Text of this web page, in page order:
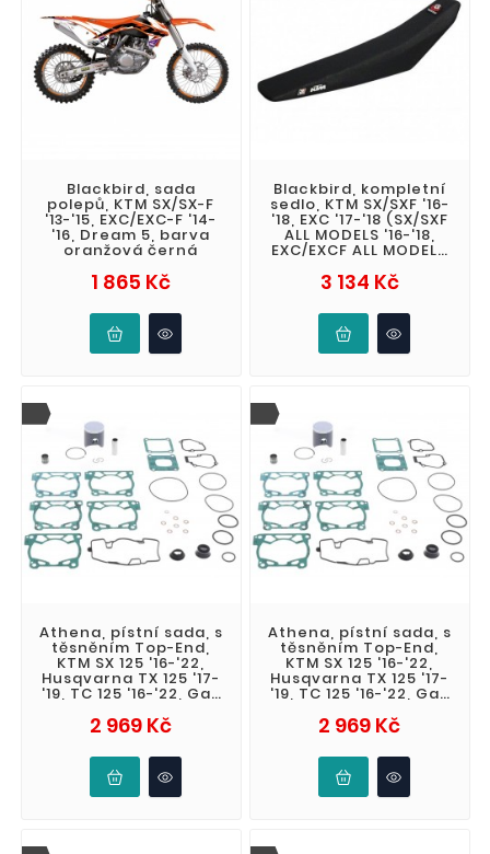
Blackbird, sada
polepů, KTM SX/SX-F
'13-'15, EXC/EXC-F '14-
'16, Dream 5, barva
oranžová černá
1 865 KčCena
Blackbird, kompletní
sedlo, KTM SX/SXF '16-
'18, EXC '17-'18 (SX/SXF
ALL MODELS '16-'18,
EXC/EXCF ALL MODELS
3 134 KčCena
Athena, pístní sada, s
těsněním Top-End,
KTM SX 125 '16-'22,
Husqvarna TX 125 '17-
'19, TC 125 '16-'22, Gas
2 969 KčCena
Athena, pístní sada, s
těsněním Top-End,
KTM SX 125 '16-'22,
Husqvarna TX 125 '17-
'19, TC 125 '16-'22, Gas
2 969 KčCena